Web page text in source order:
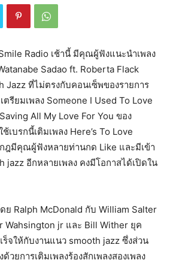
Radio เช้านี้ มีคุณผู้ฟังแนะนำเพลง
Sadao ft. Roberta Flack
Jazz ที่ไม่ตรงกับคอนเซ็พของรายการ
รียมเพลง Someone I Used To Love
All My Love For You ของ
เบรกนี้เติมเพลง Here’s To Love
ฎมีคุณผู้ฟังหลายท่านกด Like และมีเข้า
jazz อีกหลายเพลง คงมีโอกาสได้เปิดใน
ย Ralph McDonald กับ William Salter
Wahsington jr และ Bill Wither ยุค
ร็จให้กับงานแนว smooth jazz ซึ่งส่วน
วยการเติมเพลงร้องสักเพลงสองเพลง